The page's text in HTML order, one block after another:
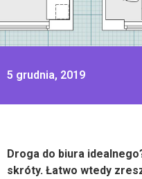
5 grudnia, 2019
Droga do biura
skróty. Łatwo wtedy